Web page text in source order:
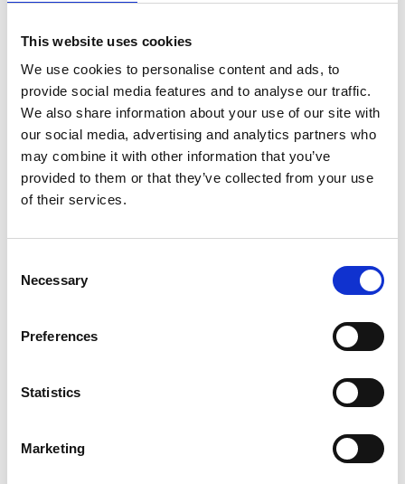
This website uses cookies
We use cookies to personalise content and ads, to
provide social media features and to analyse our traffic.
We also share information about your use of our site with
our social media, advertising and analytics partners who
may combine it with other information that you’ve
provided to them or that they’ve collected from your use
of their services.
Selection
Necessary
Preferences
Statistics
Marketing
este jovem paciente sente-se mais calmo e
tranquilo. As alergias alimentares são menos comuns e,
por conseguinte, deixou de faltar à escola por doença.
Testemunho:
Atualmente o paciente não tem queixas.
Asma, falta de ar, alergias, rinite, sinusite, acupuntura,
Tratamento de Asma Brônquica Infantil com Acupuntura